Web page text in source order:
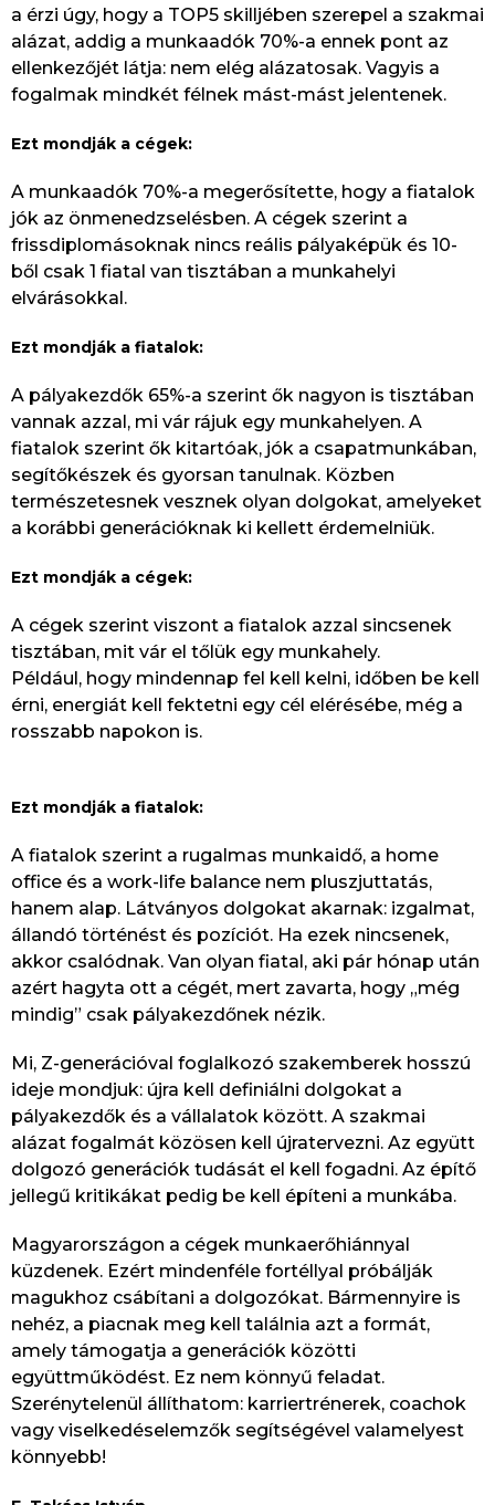
a érzi úgy, hogy a TOP5 skilljében szerepel a szakmai
alázat, addig a munkaadók 70%-a ennek pont az
ellenkezőjét látja: nem elég alázatosak. Vagyis a
fogalmak mindkét félnek mást-mást jelentenek.
Ezt mondják a cégek:
A munkaadók 70%-a megerősítette, hogy a fiatalok
jók az önmenedzselésben. A cégek szerint a
frissdiplomásoknak nincs reális pályaképük és 10-
ből csak 1 fiatal van tisztában a munkahelyi
elvárásokkal.
Ezt mondják a fiatalok:
A pályakezdők 65%-a szerint ők nagyon is tisztában
vannak azzal, mi vár rájuk egy munkahelyen. A
fiatalok szerint ők kitartóak, jók a csapatmunkában,
segítőkészek és gyorsan tanulnak. Közben
természetesnek vesznek olyan dolgokat, amelyeket
a korábbi generációknak ki kellett érdemelniük.
Ezt mondják a cégek:
A cégek szerint viszont a fiatalok azzal sincsenek
tisztában, mit vár el tőlük egy munkahely.
Például, hogy mindennap fel kell kelni, időben be kell
érni, energiát kell fektetni egy cél elérésébe, még a
rosszabb napokon is.
Ezt mondják a fiatalok:
A fiatalok szerint a rugalmas munkaidő, a home
office és a work-life balance nem pluszjuttatás,
hanem alap. Látványos dolgokat akarnak: izgalmat,
állandó történést és pozíciót. Ha ezek nincsenek,
akkor csalódnak. Van olyan fiatal, aki pár hónap után
azért hagyta ott a cégét, mert zavarta, hogy „még
mindig” csak pályakezdőnek nézik.
Mi, Z-generációval foglalkozó szakemberek hosszú
ideje mondjuk: újra kell definiálni dolgokat a
pályakezdők és a vállalatok között. A szakmai
alázat fogalmát közösen kell újratervezni. Az együtt
dolgozó generációk tudását el kell fogadni. Az építő
jellegű kritikákat pedig be kell építeni a munkába.
Magyarországon a cégek munkaerőhiánnyal
küzdenek. Ezért mindenféle fortéllyal próbálják
magukhoz csábítani a dolgozókat. Bármennyire is
nehéz, a piacnak meg kell találnia azt a formát,
amely támogatja a generációk közötti
együttműködést. Ez nem könnyű feladat.
Szerénytelenül állíthatom: karriertrénerek, coachok
vagy viselkedéselemzők segítségével valamelyest
könnyebb!